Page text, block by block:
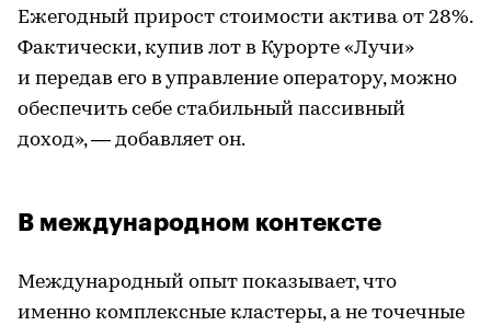
Ежегодный прирост стоимости актива от 28%.
Фактически, купив лот в Курорте «Лучи»
и передав его в управление оператору, можно
обеспечить себе стабильный пассивный
доход», — добавляет он.
В международном контексте
Международный опыт показывает, что
именно комплексные кластеры, а не точечные